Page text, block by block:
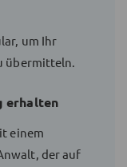
um Ihr
übermitteln.
erhalten
einem
der auf